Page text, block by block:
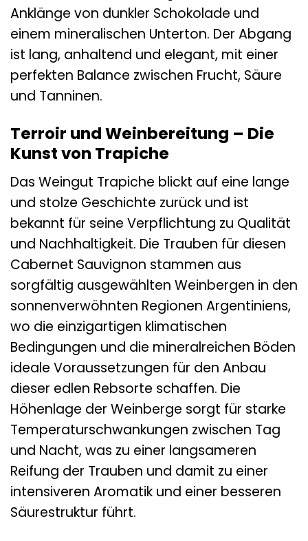
Anklänge von dunkler Schokolade und
einem mineralischen Unterton. Der Abgang
ist lang, anhaltend und elegant, mit einer
perfekten Balance zwischen Frucht, Säure
und Tanninen.
Terroir und Weinbereitung – Die
Kunst von Trapiche
Das Weingut Trapiche blickt auf eine lange
und stolze Geschichte zurück und ist
bekannt für seine Verpflichtung zu Qualität
und Nachhaltigkeit. Die Trauben für diesen
Cabernet Sauvignon stammen aus
sorgfältig ausgewählten Weinbergen in den
sonnenverwöhnten Regionen Argentiniens,
wo die einzigartigen klimatischen
Bedingungen und die mineralreichen Böden
ideale Voraussetzungen für den Anbau
dieser edlen Rebsorte schaffen. Die
Höhenlage der Weinberge sorgt für starke
Temperaturschwankungen zwischen Tag
und Nacht, was zu einer langsameren
Reifung der Trauben und damit zu einer
intensiveren Aromatik und einer besseren
Säurestruktur führt.